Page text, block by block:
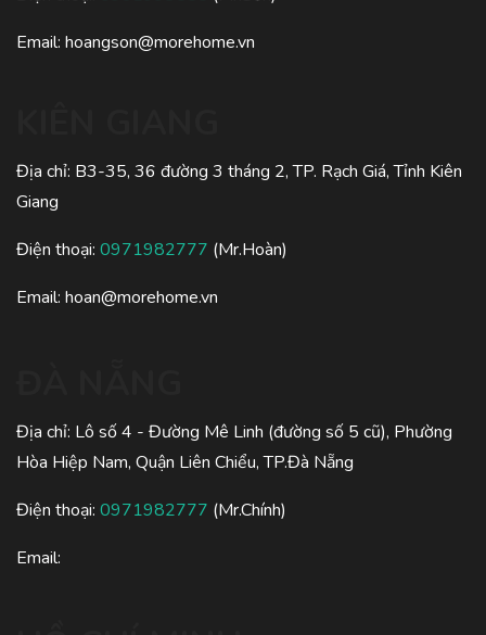
Email: hoangson@morehome.vn
Địa chỉ: B3-35, 36 đường 3 tháng 2, TP. Rạch Giá, Tỉnh Kiên
Giang
Điện thoại: 0971982777 (Mr.Hoàn)
Email: hoan@morehome.vn
Địa chỉ: Lô số 4 - Đường Mê Linh (đường số 5 cũ), Phường
Hòa Hiệp Nam, Quận Liên Chiểu, TP.Đà Nẵng
Điện thoại: 0971982777 (Mr.Chính)
Email: